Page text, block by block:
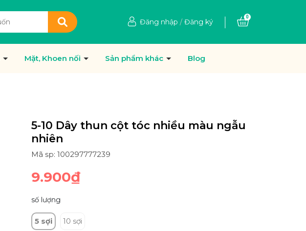
Đăng nhập / Đăng ký
0
Mặt, Khoen nối Sản phẩm khác Blog
5-10 Dây thun cột tóc nhiều màu ngẫu
nhiên
Mã sp: 100297777239
9.900₫
số lượng
5 sợi 10 sợi